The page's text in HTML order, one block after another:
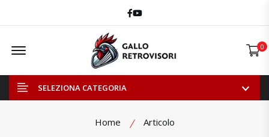
Facebook
Youtube
Offcanvas Menu Open 0
SELEZIONA CATEGORIA
Home Articolo